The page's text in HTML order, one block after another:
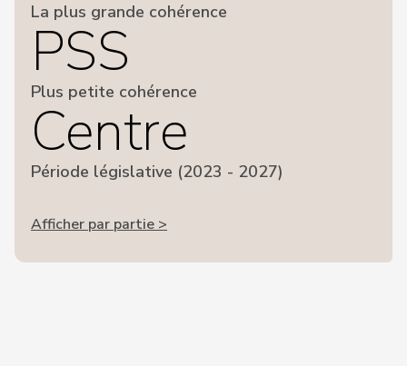
La plus grande cohérence
PSS
Plus petite cohérence
Centre
Période législative (2023 - 2027)
Afficher par partie >